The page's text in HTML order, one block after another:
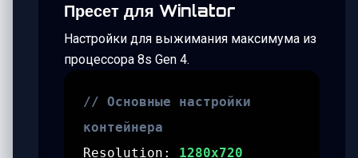
Пресет для Winlator
Настройки для выжимания максимума из
процессора 8s Gen 4.
// Основные настройки
контейнера
Resolution:
1280x720